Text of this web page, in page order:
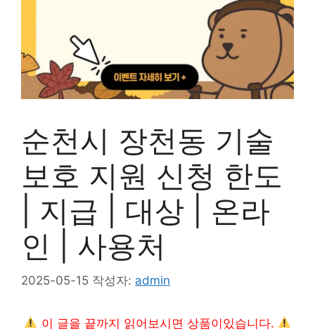
순천시 장천동 기술
보호 지원 신청 한도
| 지급 | 대상 | 온라
인 | 사용처
2025-05-15 작성자: admin
이 글을 끝까지 읽어보시면 상품이있습니다.